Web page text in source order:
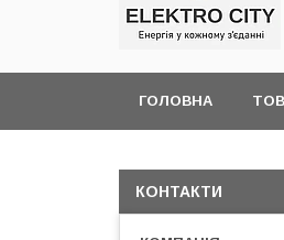
ГОЛОВНА
КОНТАКТИ